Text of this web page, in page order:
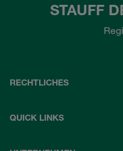
STAUFF
RECHTLICHES
QUICK LINKS